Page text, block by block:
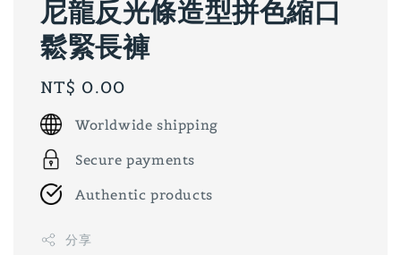
尼龍反光條造型拼色縮口
鬆緊長褲
Regular
price
NT$ 0.00
Worldwide shipping
Secure payments
Authentic products
分享